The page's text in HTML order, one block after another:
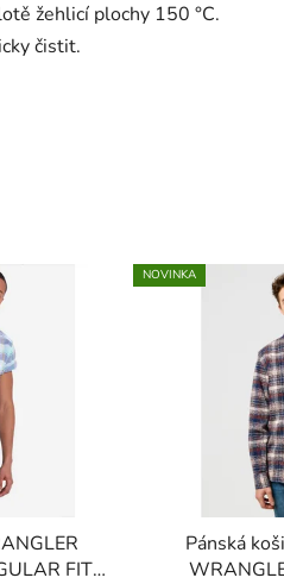
žehlicí plochy 150 °C.
čistit.
FIT
NOVINKA
Pánská